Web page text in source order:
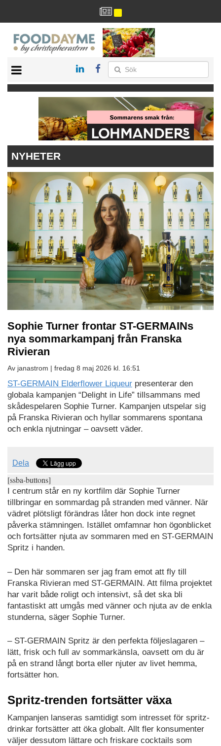
DRYCK
RECEPT
RESTAURANG
NYHETER
Sophie Turner frontar ST-GERMAINs
nya sommarkampanj från Franska
Rivieran
Av janastrom | fredag 8 maj 2026 kl. 16:51
ST-GERMAIN Elderflower Liqueur presenterar den
globala kampanjen “Delight in Life” tillsammans med
skådespelaren Sophie Turner. Kampanjen utspelar sig
på Franska Rivieran och hyllar sommarens spontana
och enkla njutningar – oavsett väder.
Dela
[ssba-buttons]
I centrum står en ny kortfilm där Sophie Turner
tillbringar en sommardag på stranden med vänner. När
vädret plötsligt förändras låter hon dock inte regnet
påverka stämningen. Istället omfamnar hon ögonblicket
och fortsätter njuta av sommaren med en ST-GERMAIN
Spritz i handen.
– Den här sommaren ser jag fram emot att fly till
Franska Rivieran med ST-GERMAIN. Att filma projektet
har varit både roligt och intensivt, så det ska bli
fantastiskt att umgås med vänner och njuta av de enkla
stunderna, säger Sophie Turner.
– ST-GERMAIN Spritz är den perfekta följeslagaren –
lätt, frisk och full av sommarkänsla, oavsett om du är
på en strand långt borta eller njuter av livet hemma,
fortsätter hon.
Spritz-trenden fortsätter växa
Kampanjen lanseras samtidigt som intresset för spritz-
drinkar fortsätter att öka globalt. Allt fler konsumenter
väljer dessutom lättare och friskare cocktails som